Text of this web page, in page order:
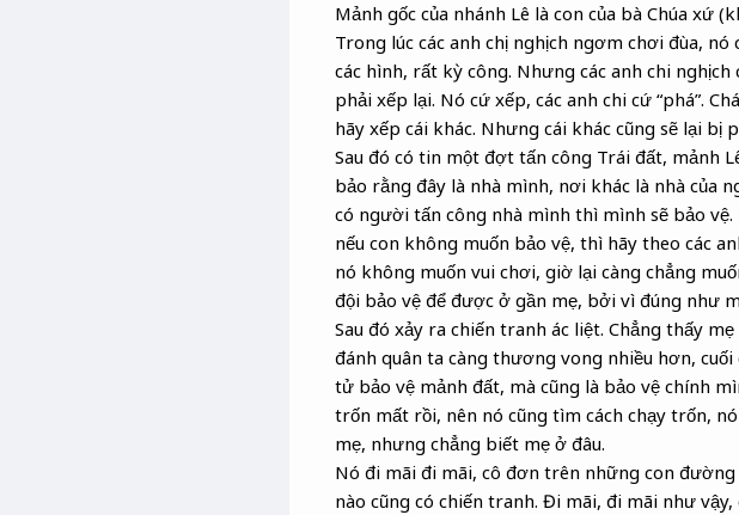
Mảnh gốc của nhánh Lê là con của bà Chúa xứ
Trong lúc các anh chị nghịch ngơm chơi đùa,
các hình, rất kỳ công. Nhưng các anh chi
phải xếp lại. Nó cứ xếp, các anh chi cứ “phá”.
hãy xếp cái khác. Nhưng cái khác cũng sẽ lại
Sau đó có tin một đợt tấn công Trái đất, mảnh
bảo rằng đây là nhà mình, nơi khác là nhà của
có người tấn công nhà mình thì mình sẽ bảo
nếu con không muốn bảo vệ, thì hãy theo các
nó không muốn vui chơi, giờ lại càng chẳng
đội bảo vệ để được ở gần mẹ, bởi vì đúng như
Sau đó xảy ra chiến tranh ác liệt. Chẳng thấy
đánh quân ta càng thương vong nhiều hơn,
tử bảo vệ mảnh đất, mà cũng là bảo vệ chính
trốn mất rồi, nên nó cũng tìm cách chạy trốn,
mẹ, nhưng chẳng biết mẹ ở đâu.
Nó đi mãi đi mãi, cô đơn trên những con đường
nào cũng có chiến tranh. Đi mãi, đi mãi như